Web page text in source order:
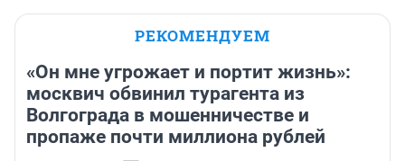
РЕКОМЕНДУЕМ
«Он мне угрожает и портит жизнь»:
москвич обвинил турагента из
Волгограда в мошенничестве и
пропаже почти миллиона рублей